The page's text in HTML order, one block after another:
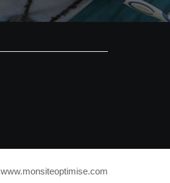
www.monsiteoptimise.com